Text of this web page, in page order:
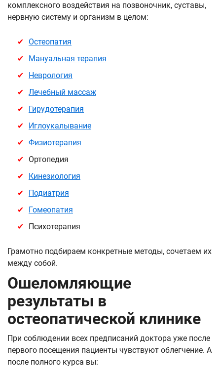
комплексного воздействия на позвоночник, суставы,
нервную систему и организм в целом:
Остеопатия
Мануальная терапия
Неврология
Лечебный массаж
Гирудотерапия
Иглоукалывание
Физиотерапия
Ортопедия
Кинезиология
Подиатрия
Гомеопатия
Психотерапия
Грамотно подбираем конкретные методы, сочетаем их
между собой.
Ошеломляющие
результаты в
остеопатической клинике
При соблюдении всех предписаний доктора уже после
первого посещения пациенты чувствуют облегчение. А
после полного курса вы: